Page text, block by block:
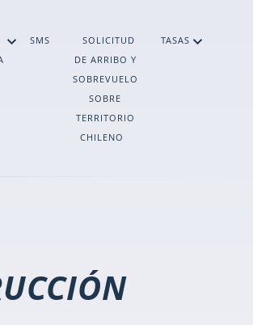
SMS
SOLICITUD
DE ARRIBO Y
SOBREVUELO
SOBRE
TERRITORIO
CHILENO
TASAS